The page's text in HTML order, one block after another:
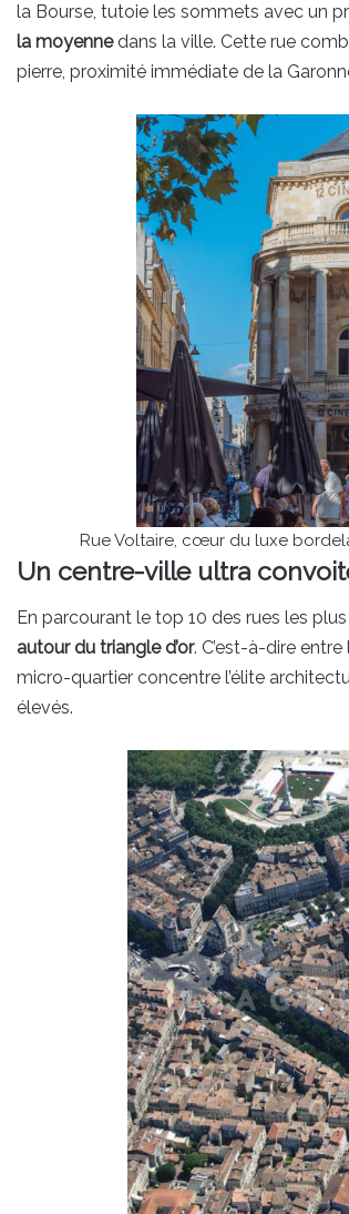
la Bourse, tutoie les sommets avec un
la moyennedans la ville. Cette rue
pierre, proximité immédiate de la
Rue Voltaire, cœur du luxe
Un centre-ville ultra
En parcourant le top 10 des rues les
autour du triangle d’or. C’est-à-dire
micro-quartier concentre l’élite
élevés.